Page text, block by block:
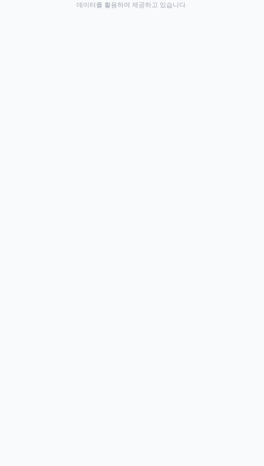
데이터를 활용하여 제공하고 있습니다.